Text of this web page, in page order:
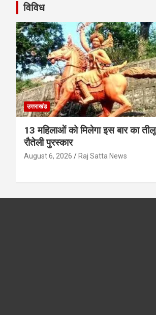
विविध
उत्तराखंड
13 महिलाओं को मिलेगा इस बार का तीलू
रौतेली पुरस्कार
August 6, 2026 Raj Satta News